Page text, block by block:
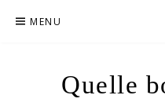
MENU
Quelle